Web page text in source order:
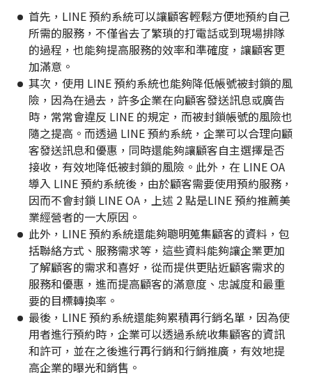
首先，LINE 預約系統可以讓顧客輕鬆方便地預約自己
所需的服務，不僅省去了繁瑣的打電話或到現場排隊
的過程，也能夠提高服務的效率和準確度，讓顧客更
加滿意。
其次，使用 LINE 預約系統也能夠降低帳號被封鎖的風
險，因為在過去，許多企業在向顧客發送訊息或廣告
時，常常會違反 LINE 的規定，而被封鎖帳號的風險也
隨之提高。而透過 LINE 預約系統，企業可以合理向顧
客發送訊息和優惠，同時還能夠讓顧客自主選擇是否
接收，有效地降低被封鎖的風險。此外，在 LINE OA
導入 LINE 預約系統後，由於顧客需要使用預約服務，
因而不會封鎖 LINE OA，上述 2 點是LINE 預約推薦美
業經營者的一大原因。
此外，LINE 預約系統還能夠聰明蒐集顧客的資料，包
括聯絡方式、服務需求等，這些資料能夠讓企業更加
了解顧客的需求和喜好，從而提供更貼近顧客需求的
服務和優惠，進而提高顧客的滿意度、忠誠度和最重
要的目標轉換率。
最後，LINE 預約系統還能夠累積再行銷名單，因為使
用者進行預約時，企業可以透過系統收集顧客的資訊
和許可，並在之後進行再行銷和行銷推廣，有效地提
高企業的曝光和銷售。